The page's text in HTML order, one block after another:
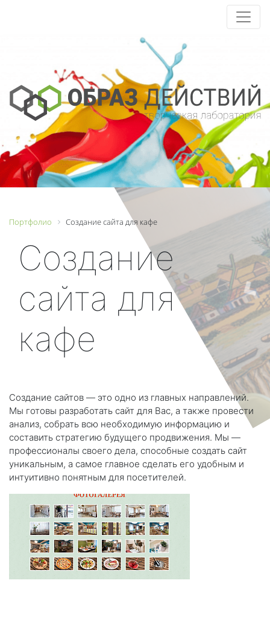
Портфолио Создание сайта для кафе
Создание
сайта для
кафе
Создание сайтов — это одно из главных направлений.
Мы готовы разработать сайт для Вас, а также провести
анализ, собрать всю необходимую информацию и
составить стратегию будущего продвижения. Мы —
профессионалы своего дела, способные создать сайт
уникальным, а самое главное сделать его удобным и
интуитивно понятным для посетителей.